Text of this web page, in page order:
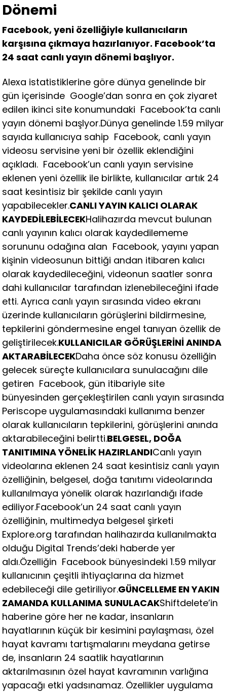
Dönemi
Facebook, yeni özelliğiyle kullanıcıların
karşısına çıkmaya hazırlanıyor. Facebook’ta
24 saat canlı yayın dönemi başlıyor.
Alexa istatistiklerine göre dünya genelinde bir
gün içerisinde Google’dan sonra en çok ziyaret
edilen ikinci site konumundaki Facebook’ta canlı
yayın dönemi başlyor.Dünya genelinde 1.59 milyar
sayıda kullanıcıya sahip Facebook, canlı yayın
videosu servisine yeni bir özellik eklendiğini
açıkladı. Facebook’un canlı yayın servisine
eklenen yeni özellik ile birlikte, kullanıcılar artık 24
saat kesintisiz bir şekilde canlı yayın
yapabilecekler.CANLI YAYIN KALICI OLARAK
KAYDEDİLEBİLECEKHalihazırda mevcut bulunan
canlı yayının kalıcı olarak kaydedilememe
sorununu odağına alan Facebook, yayını yapan
kişinin videosunun bittiği andan itibaren kalıcı
olarak kaydedileceğini, videonun saatler sonra
dahi kullanıcılar tarafından izlenebileceğini ifade
etti. Ayrıca canlı yayın sırasında video ekranı
üzerinde kullanıcıların görüşlerini bildirmesine,
tepkilerini göndermesine engel tanıyan özellik de
geliştirilecek.KULLANICILAR GÖRÜŞLERİNİ ANINDA
AKTARABİLECEKDaha önce söz konusu özelliğin
gelecek süreçte kullanıcılara sunulacağını dile
getiren Facebook, gün itibariyle site
bünyesinden gerçekleştirilen canlı yayın sırasında
Periscope uygulamasındaki kullanıma benzer
olarak kullanıcıların tepkilerini, görüşlerini anında
aktarabileceğini belirtti.BELGESEL, DOĞA
TANITIMINA YÖNELİK HAZIRLANDICanlı yayın
videolarına eklenen 24 saat kesintisiz canlı yayın
özelliğinin, belgesel, doğa tanıtımı videolarında
kullanılmaya yönelik olarak hazırlandığı ifade
ediliyor.Facebook’un 24 saat canlı yayın
özelliğinin, multimedya belgesel şirketi
Explore.org tarafından halihazırda kullanılmakta
olduğu Digital Trends’deki haberde yer
aldı.Özelliğin Facebook bünyesindeki 1.59 milyar
kullanıcının çeşitli ihtiyaçlarına da hizmet
edebileceği dile getiriliyor.GÜNCELLEME EN YAKIN
ZAMANDA KULLANIMA SUNULACAKShiftdelete’in
haberine göre her ne kadar, insanların
hayatlarının küçük bir kesimini paylaşması, özel
hayat kavramı tartışmalarını meydana getirse
de, insanların 24 saatlik hayatlarının
aktarılmasının özel hayat kavramının varlığına
yapacağı etki yadsınamaz. Özellikler uygulama